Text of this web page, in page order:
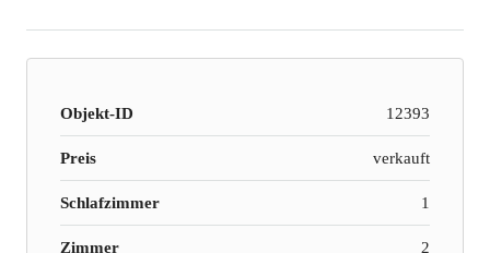
Objekt-ID 12393
Preis verkauft
Schlafzimmer 1
Zimmer 2